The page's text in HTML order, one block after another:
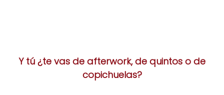
Y tú ¿te vas de afterwork, de quintos o de
copichuelas?